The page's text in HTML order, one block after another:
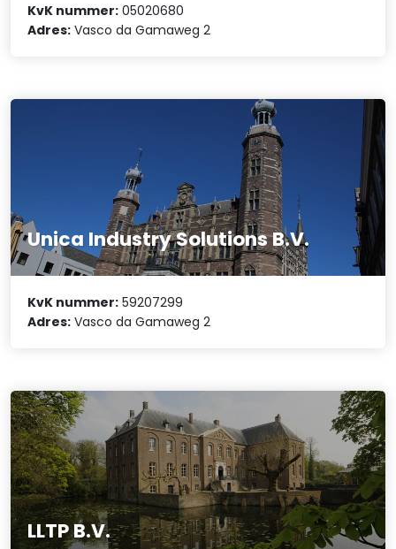
KvK nummer: 05020680
Adres: Vasco da Gamaweg 2
Unica Industry Solutions B.V.
KvK nummer: 59207299
Adres: Vasco da Gamaweg 2
LLTP B.V.